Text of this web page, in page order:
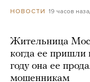
НОВОСТИ 19 часов
Жительница
когда ее пришли
году она ее
мошенникам